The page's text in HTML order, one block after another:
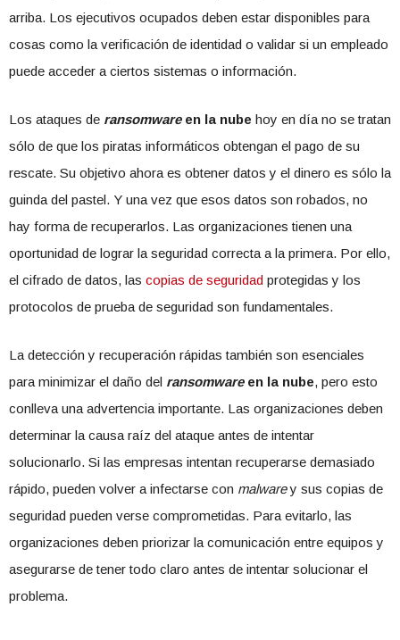
arriba. Los ejecutivos ocupados deben estar disponibles para
cosas como la verificación de identidad o validar si un empleado
puede acceder a ciertos sistemas o información.
Los ataques de ransomwareen la nube hoy en día no se tratan
sólo de que los piratas informáticos obtengan el pago de su
rescate. Su objetivo ahora es obtener datos y el dinero es sólo la
guinda del pastel. Y una vez que esos datos son robados, no
hay forma de recuperarlos. Las organizaciones tienen una
oportunidad de lograr la seguridad correcta a la primera. Por ello,
el cifrado de datos, las copias de seguridad protegidas y los
protocolos de prueba de seguridad son fundamentales.
La detección y recuperación rápidas también son esenciales
para minimizar el daño del ransomwareen la nube, pero esto
conlleva una advertencia importante. Las organizaciones deben
determinar la causa raíz del ataque antes de intentar
solucionarlo. Si las empresas intentan recuperarse demasiado
rápido, pueden volver a infectarse con malwarey sus copias de
seguridad pueden verse comprometidas. Para evitarlo, las
organizaciones deben priorizar la comunicación entre equipos y
asegurarse de tener todo claro antes de intentar solucionar el
problema.